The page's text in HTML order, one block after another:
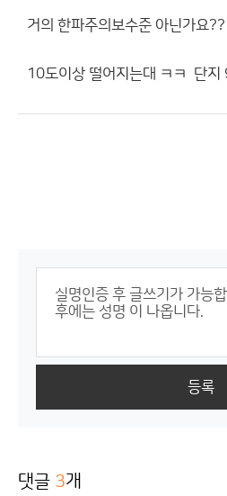
거의 한파주의보수준 아닌가요??
10도이상 떨어지는대 ㅋㅋ 단지
등록
댓글 3개